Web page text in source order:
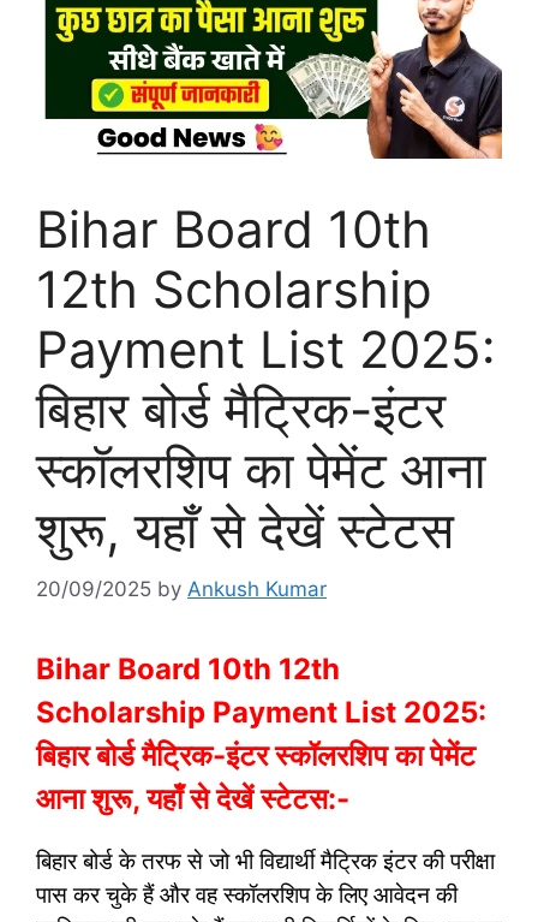
Bihar Board 10th
12th Scholarship
Payment List 2025:
बिहार बोर्ड मैट्रिक-इंटर
स्कॉलरशिप का पेमेंट आना
शुरू, यहाँ से देखें स्टेटस
20/09/2025 by Ankush Kumar
Bihar Board 10th 12th
Scholarship Payment List 2025:
बिहार बोर्ड मैट्रिक-इंटर स्कॉलरशिप का पेमेंट
आना शुरू, यहाँ से देखें स्टेटस:-
बिहार बोर्ड के तरफ से जो भी विद्यार्थी मैट्रिक इंटर की परीक्षा
पास कर चुके हैं और वह स्कॉलरशिप के लिए आवेदन की